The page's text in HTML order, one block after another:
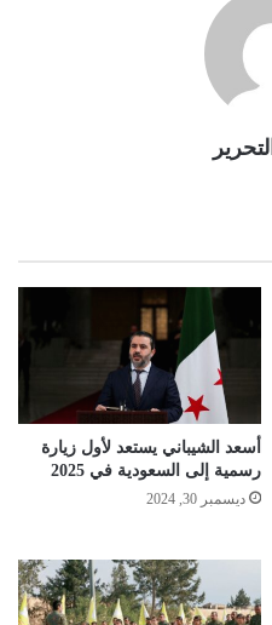
أسعد الشيباني يستعد لأول زيارة
رسمية إلى السعودية في 2025
ديسمبر 30, 2024